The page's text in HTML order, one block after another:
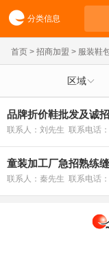
分类信息
首页 > 招商加盟 > 服装鞋
区域
品牌折价鞋批发及诚
联系人：刘先生
童装加工厂急招熟练
联系人：秦先生